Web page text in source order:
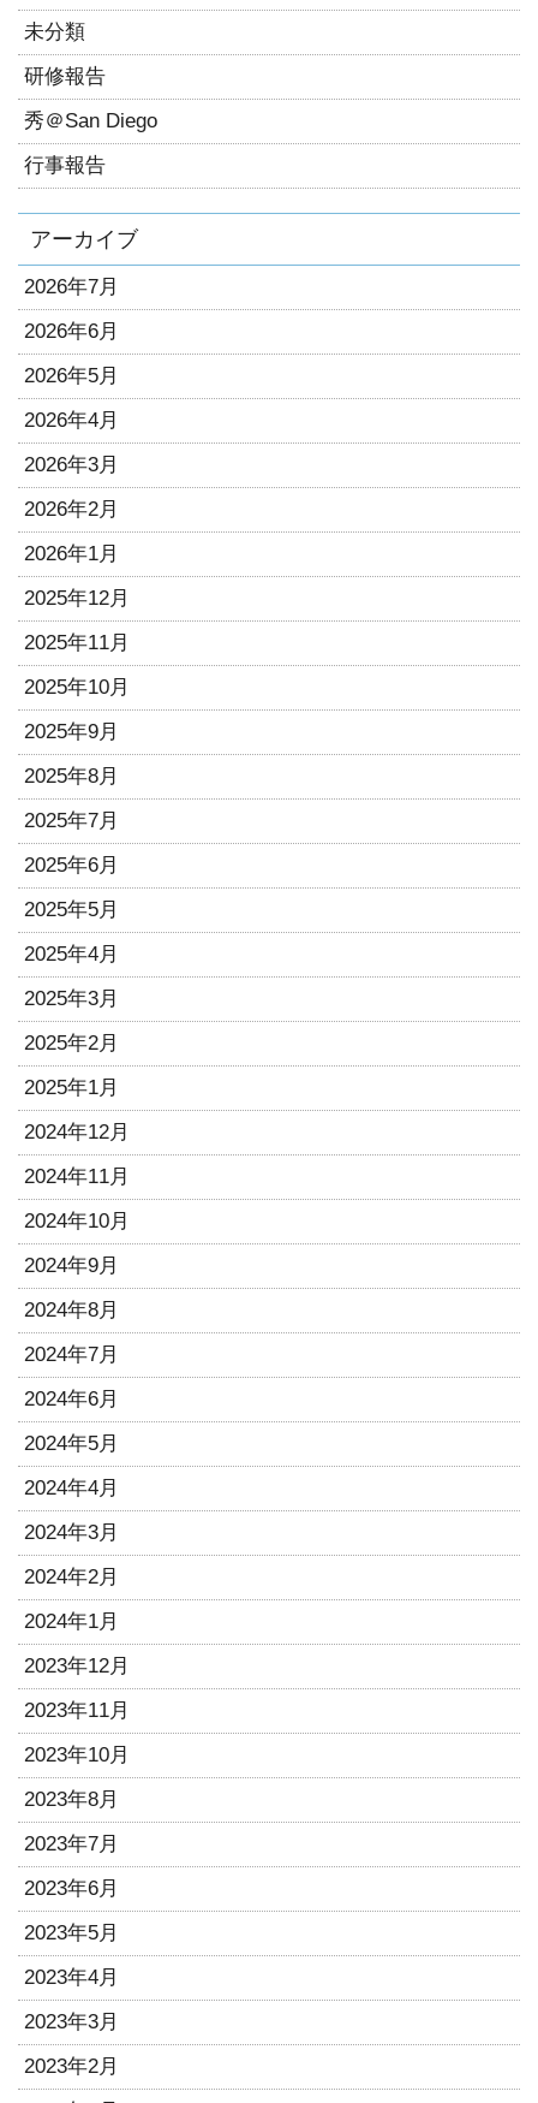
未分類
研修報告
秀＠San Diego
行事報告
アーカイブ
2026年7月
2026年6月
2026年5月
2026年4月
2026年3月
2026年2月
2026年1月
2025年12月
2025年11月
2025年10月
2025年9月
2025年8月
2025年7月
2025年6月
2025年5月
2025年4月
2025年3月
2025年2月
2025年1月
2024年12月
2024年11月
2024年10月
2024年9月
2024年8月
2024年7月
2024年6月
2024年5月
2024年4月
2024年3月
2024年2月
2024年1月
2023年12月
2023年11月
2023年10月
2023年8月
2023年7月
2023年6月
2023年5月
2023年4月
2023年3月
2023年2月